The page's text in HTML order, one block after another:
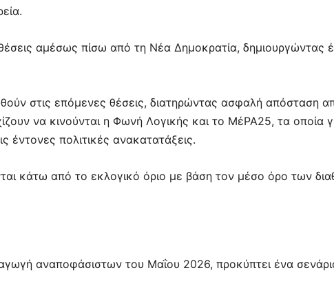
θέσεις αμέσως πίσω από τη Νέα Δημοκρατία, δημιουργώντας
στις επόμενες θέσεις, διατηρώντας ασφαλή απόσταση
να κινούνται η Φωνή Λογικής και το ΜέΡΑ25, τα οποία
πολιτικές ανακατατάξεις.
κάτω από το εκλογικό όριο με βάση τον μέσο όρο των
αναποφάσιστων του Μαΐου 2026, προκύπτει ένα